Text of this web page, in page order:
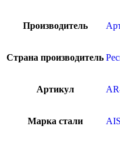
Производитель
Страна производитель
Артикул
Марка стали